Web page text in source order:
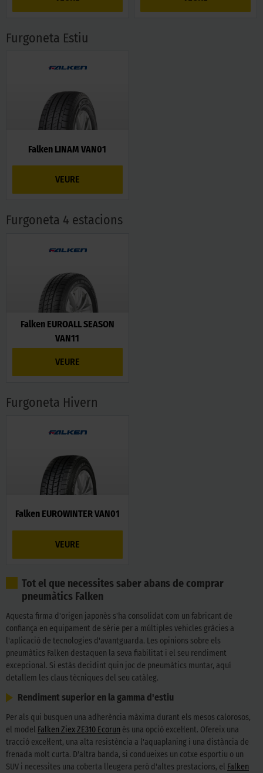
Furgoneta Estiu
Falken LINAM VAN01
VEURE
Furgoneta 4 estacions
Falken EUROALL SEASON
VAN11
VEURE
Furgoneta Hivern
Falken EUROWINTER VAN01
VEURE
Tot el que necessites saber abans de comprar
pneumàtics Falken
Aquesta firma d'origen japonès s'ha consolidat com un fabricant de
confiança en equipament de sèrie per a múltiples vehicles gràcies a
l'aplicació de tecnologies d'avantguarda. Les opinions sobre els
pneumàtics Falken destaquen la seva fiabilitat i el seu rendiment
excepcional. Si estàs decidint quin joc de pneumàtics muntar, aquí
detallem les claus tècniques del seu catàleg.
Rendiment superior en la gamma d'estiu
Per als qui busquen una adherència màxima durant els mesos calorosos,
el model Falken Ziex ZE310 Ecorun és una opció excel·lent. Ofereix una
tracció excel·lent, una alta resistència a l'aquaplaning i una distància de
frenada molt curta. D'altra banda, si condueixes un cotxe esportiu o un
SUV i necessites una coberta lleugera però d'altes prestacions, el Falken